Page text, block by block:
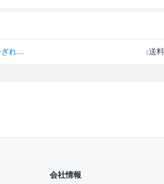
Papilio パピリオ ハンドクリーム ハンドマッサージエッセンスリペアSS 3本組 手荒れ あかぎれ ハンドケア 全身 保湿 無香料 医薬部外品 （送
会社情報